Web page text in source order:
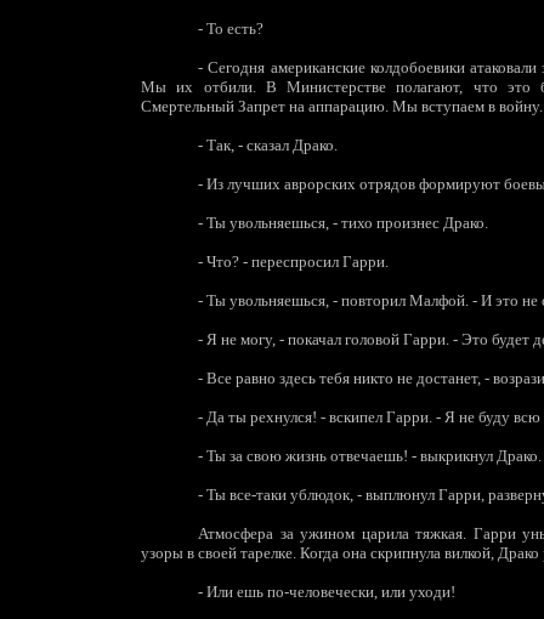
- То есть?
- Сегодня американские колдобоевики
Мы их отбили. В Министерстве полагают, что это
Смертельный Запрет на аппарацию. Мы вступаем в войну.
- Так, - сказал Драко.
- Из лучших аврорских отрядов формируют
- Ты увольняешься, - тихо произнес Драко.
- Что? - переспросил Гарри.
- Ты увольняешься, - повторил Малфой. - И это не
- Я не могу, - покачал головой Гарри. - Это будет
- Все равно здесь тебя никто не достанет, -
- Да ты рехнулся! - вскипел Гарри. - Я не буду
- Ты за свою жизнь отвечаешь! - выкрикнул
- Ты все-таки ублюдок, - выплюнул Гарри,
Атмосфера за ужином царила тяжкая. Гарри
узоры в своей тарелке. Когда она скрипнула вилкой, Драко
- Или ешь по-человечески, или уходи!